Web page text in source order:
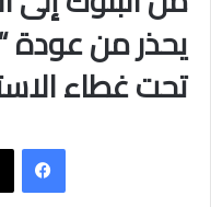
يحذر من عودة
تحت غطاء
فيسبوك